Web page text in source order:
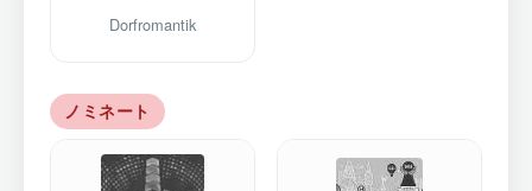
Dorfromantik
ノミネート